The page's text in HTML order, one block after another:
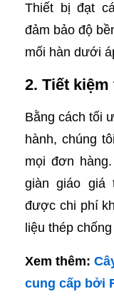
Thiết bị đạt
đảm bảo độ
mối hàn dưới
2. Tiết
Bằng cách tối
hành, chúng
mọi đơn
giàn giáo giá
được chi phí
liệu thép
Xem thêm:
cung cấp bởi